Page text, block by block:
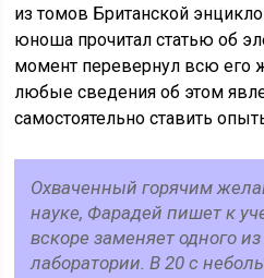
из томов Британской
юноша прочитал статью об
момент перевернул всю его
любые сведения об этом
самостоятельно ставить
Охваченный горячим
науке, Фарадей пишет к
вскоре заменяет одного
лаборатории. В 20 с